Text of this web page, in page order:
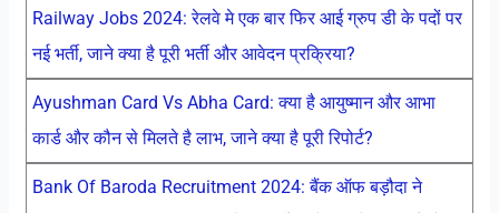
Railway Jobs 2024: रेलवे मे एक बार फिर आई ग्रुप डी के पदों पर
नई भर्ती, जाने क्या है पूरी भर्ती और आवेदन प्रक्रिया?
Ayushman Card Vs Abha Card: क्या है आयुष्मान और आभा
कार्ड और कौन से मिलते है लाभ, जाने क्या है पूरी रिपोर्ट?
Bank Of Baroda Recruitment 2024: बैंक ऑफ बड़ौदा ने